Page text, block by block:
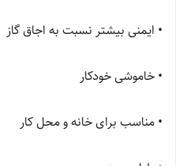
• ایمنی بیشتر نسبت به اجاق گاز
• خاموشی خودکار
• مناسب برای خانه و محل کار